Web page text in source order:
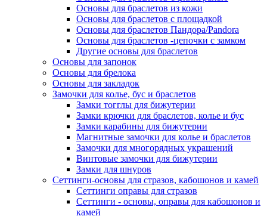
Основы для браслетов из кожи
Основы для браслетов с площадкой
Основы для браслетов Пандора/Pandora
Основы для браслетов -цепочки с замком
Другие основы для браслетов
Основы для запонок
Основы для брелока
Основы для закладок
Замочки для колье, бус и браслетов
Замки тогглы для бижутерии
Замки крючки для браслетов, колье и бус
Замки карабины для бижутерии
Магнитные замочки для колье и браслетов
Замочки для многорядных украшений
Винтовые замочки для бижутерии
Замки для шнуров
Сеттинги-основы для стразов, кабошонов и камей
Сеттинги оправы для стразов
Сеттинги - основы, оправы для кабошонов и
камей